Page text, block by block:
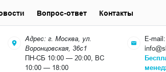
Адрес: г. Москва, ул.
Воронцовская, 36с1
ПН-СБ 10:00 — 20:00, ВС
10:00 — 18:00
E-mail:
Вопрос-ответ Контакты